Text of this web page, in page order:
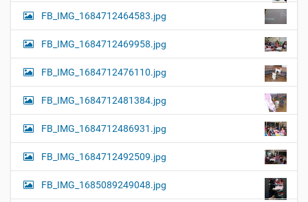
FB_IMG_1684712464583.jpg
FB_IMG_1684712469958.jpg
FB_IMG_1684712476110.jpg
FB_IMG_1684712481384.jpg
FB_IMG_1684712486931.jpg
FB_IMG_1684712492509.jpg
FB_IMG_1685089249048.jpg